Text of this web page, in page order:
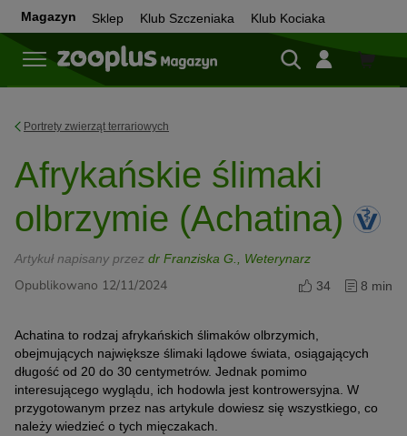
Magazyn Sklep Klub Szczeniaka Klub Kociaka
Sklep
Portrety zwierząt terrariowych
Afrykańskie ślimaki
olbrzymie (Achatina)
Artykuł napisany przez dr Franziska G., Weterynarz
Opublikowano 12/11/2024 34 8 min
Achatina to rodzaj afrykańskich ślimaków olbrzymich,
obejmujących największe ślimaki lądowe świata, osiągających
długość od 20 do 30 centymetrów. Jednak pomimo
interesującego wyglądu, ich hodowla jest kontrowersyjna. W
przygotowanym przez nas artykule dowiesz się wszystkiego, co
należy wiedzieć o tych mięczakach.